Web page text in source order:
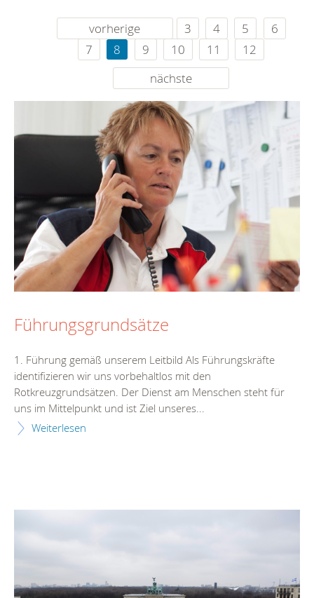
vorherige 3 4 5
6
7
8 9 10 11
12
nächste
Führungsgrundsätze
1. Führung gemäß unserem Leitbild Als Führungskräfte
identifizieren wir uns vorbehaltlos mit den
Rotkreuzgrundsätzen. Der Dienst am Menschen steht für
uns im Mittelpunkt und ist Ziel unseres...
Weiterlesen